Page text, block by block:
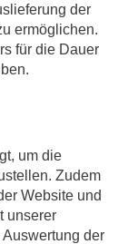
der
ermöglichen.
für die Dauer
um die
Zudem
Website und
unserer
der